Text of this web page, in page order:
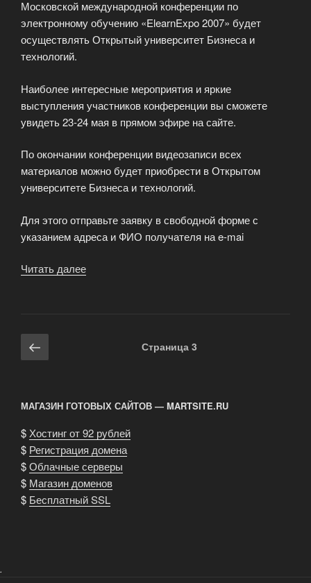
Московской международной конференции по
электронному обучению «ElearnExpo 2007» будет
осуществлять Открытый университет Бизнеса и
технологий.
Наиболее интересные мероприятия и яркие
выступления участников конференции вы сможете
увидеть 23-24 мая в прямом эфире на сайте.
По окончании конференции видеозаписи всех
материалов можно будет приобрести в Открытом
университете Бизнеса и технологий.
Для этого отправьте заявку в свободной форме с
указанием адреса и ФИО получателя на e-mai
Читать далее
Навигация
по
Предыдущая
страница
Страница 3
МАГАЗИН ГОТОВЫХ САЙТОВ — MARTSITE.RU
$ Хостинг от 92 рублей
$ Регистрация домена
$Облачные серверы
$ Магазин доменов
$ Бесплатный SSL
.